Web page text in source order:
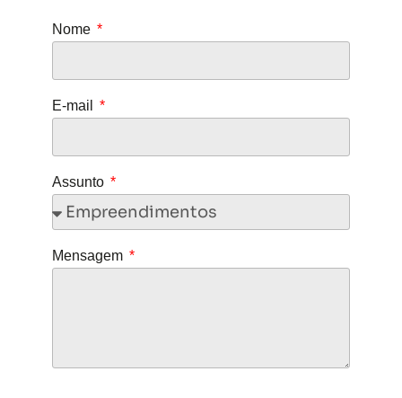
Nome
E-mail
Assunto
Mensagem